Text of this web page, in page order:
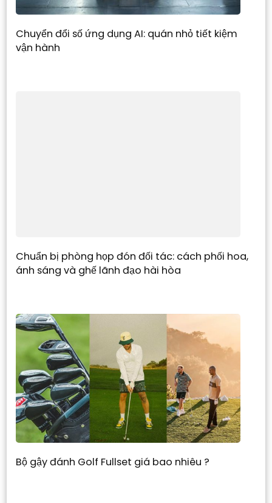
Chuyển đổi số ứng dụng AI: quán nhỏ tiết kiệm
vận hành
Chuẩn bị phòng họp đón đối tác: cách phối hoa,
ánh sáng và ghế lãnh đạo hài hòa
Bộ gậy đánh Golf Fullset giá bao nhiêu ?